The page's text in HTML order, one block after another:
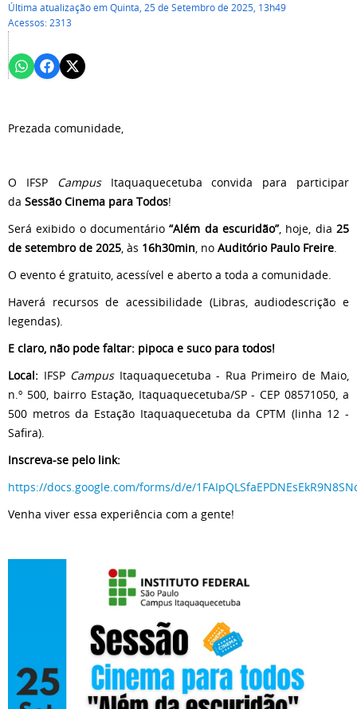
Última atualização em Quinta, 25 de Setembro de 2025, 13h49
Acessos: 2313
Prezada comunidade,
O IFSP CampusItaquaquecetuba convida para participar
da Sessão Cinema para Todos!
Será exibido o documentário“Além da escuridão”, hoje, dia25
de setembro de 2025, às 16h30min, no Auditório Paulo Freire.
O evento é gratuito, acessível e aberto a toda a comunidade.
Haverá recursos de acessibilidade (Libras, audiodescrição e
legendas).
E claro, não pode faltar: pipoca e suco para todos!
Local: IFSP CampusItaquaquecetuba - Rua Primeiro de Maio,
n.º 500, bairro Estação, Itaquaquecetuba/SP - CEP 08571050, a
500 metros da Estação Itaquaquecetuba da CPTM (linha 12 -
Safira).
Inscreva-se pelo link:
https://docs.google.com/forms/d/e/
Venha viver essa experiência com a gente!